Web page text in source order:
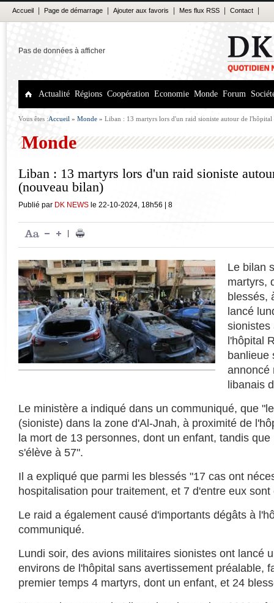
Accueil Page de démarrage Ajouter aux favoris Mes flux RSS Contact
Pas de données à afficher
Actualité Régions Coopération Economie Monde Forum
Vous êtes :Accueil » Monde » Liban : 13 martyrs lors d'un raid sioniste autour de
Monde
Liban : 13 martyrs lors d'un raid sioniste
(nouveau bilan)
Publié par DK NEWS le 22-10-2024, 18h56 8
Le bilan
martyrs,
blessés,
lancé
sionistes
l'hôpital
banlieue
annoncé
libanais
Le ministère a indiqué dans un communiqué, que
(sioniste) dans la zone d'Al-Jnah, à proximité de
la mort de 13 personnes, dont un enfant, tandis
s'élève à 57".
Il a expliqué que parmi les blessés "17 cas ont
hospitalisation pour traitement, et 7 d'entre eux
Le raid a également causé d'importants dégâts à
communiqué.
Lundi soir, des avions militaires sionistes ont lancé
environs de l'hôpital sans avertissement préalable,
premier temps 4 martyrs, dont un enfant, et 24